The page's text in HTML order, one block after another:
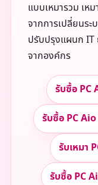
แบบเหมารวม เห
จากการเปลี่ยนร
ปรับปรุงแผนก IT
จากองค์กร
รับซื้อ PC
รับซื้อ PC Aio
รับเหมา
รับซื้อ PC